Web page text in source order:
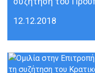
12.12.2018